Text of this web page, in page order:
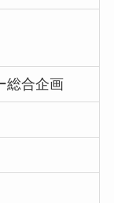
総合企画